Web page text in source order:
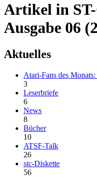
Artikel in
Ausgabe 06
Aktuelles
Atari-Fans des
3
Leserbriefe
6
News
8
Bücher
10
ATSF-Talk
26
stc-Diskette
56